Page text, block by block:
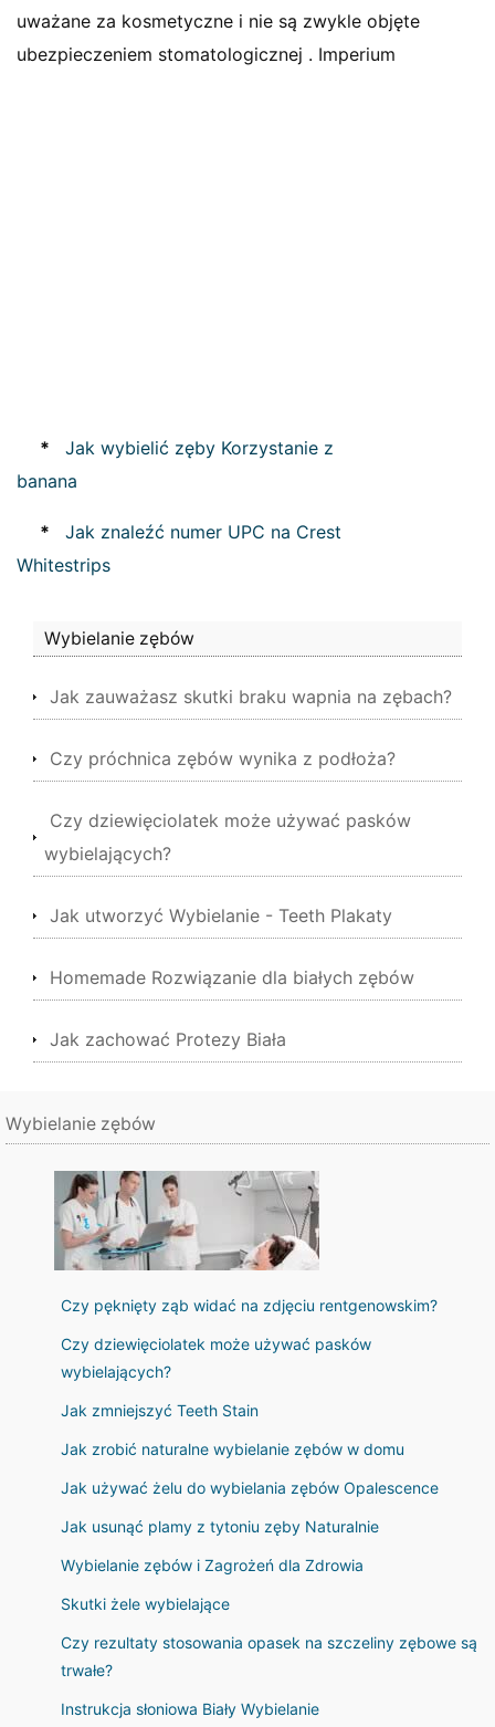
uważane za kosmetyczne i nie są zwykle objęte
ubezpieczeniem stomatologicznej . Imperium
*
Jak wybielić zęby Korzystanie z
banana
*
Jak znaleźć numer UPC na Crest
Whitestrips
Wybielanie zębów
Jak zauważasz skutki braku wapnia na zębach?
Czy próchnica zębów wynika z podłoża?
Czy dziewięciolatek może używać pasków
wybielających?
Jak utworzyć Wybielanie - Teeth Plakaty
Homemade Rozwiązanie dla białych zębów
Jak zachować Protezy Biała
Wybielanie zębów
Czy pęknięty ząb widać na zdjęciu rentgenowskim?
Czy dziewięciolatek może używać pasków
wybielających?
Jak zmniejszyć Teeth Stain
Jak zrobić naturalne wybielanie zębów w domu
Jak używać żelu do wybielania zębów Opalescence
Jak usunąć plamy z tytoniu zęby Naturalnie
Wybielanie zębów i Zagrożeń dla Zdrowia
Skutki żele wybielające
Czy rezultaty stosowania opasek na szczeliny zębowe są
trwałe?
Instrukcja słoniowa Biały Wybielanie